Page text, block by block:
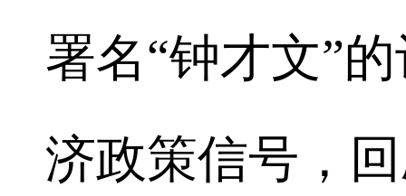
署名“钟才文”
济政策信号，